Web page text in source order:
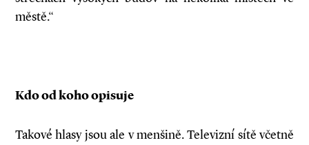
městě.“
Kdo od koho opisuje
Takové hlasy jsou ale v menšině. Televizní sítě včetně